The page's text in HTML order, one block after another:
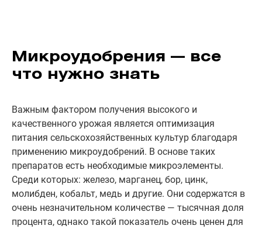
Микроудобрения — все
что нужно знать
Важным фактором получения высокого и
качественного урожая является оптимизация
питания сельскохозяйственных культур благодаря
применению микроудобрений. В основе таких
препаратов есть необходимые микроэлементы.
Среди которых: железо, марганец, бор, цинк,
молибден, кобальт, медь и другие. Они содержатся в
очень незначительном количестве — тысячная доля
процента, однако такой показатель очень ценен для